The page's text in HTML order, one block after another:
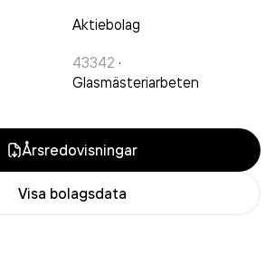
Aktiebolag
43342 ·
Glasmästeriarbeten
Årsredovisningar
Visa bolagsdata